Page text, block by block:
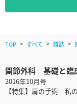
TOP すべて 雑誌
関節外科 基礎と臨
2016年10月号
【特集】肩の手術 私